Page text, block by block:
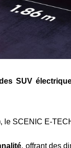
SUV
, le SCENIC E-
, offrant des